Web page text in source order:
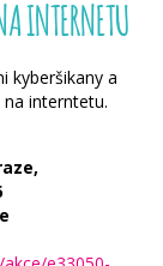
INTERNETU
kyberšikany a
interntetu.